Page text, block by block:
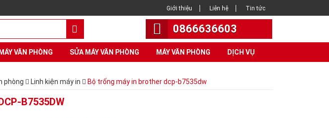
Giới thiệu Liên hệ Tin tức
0866636603
VĂN PHÒNG SỬA MÁY VĂN PHÒNG MÁY VĂN PHÒNG DỊCH VỤ
phòng Linh kiện máy in Bộ trống máy in brother dcp-b7535dw
B7535DW